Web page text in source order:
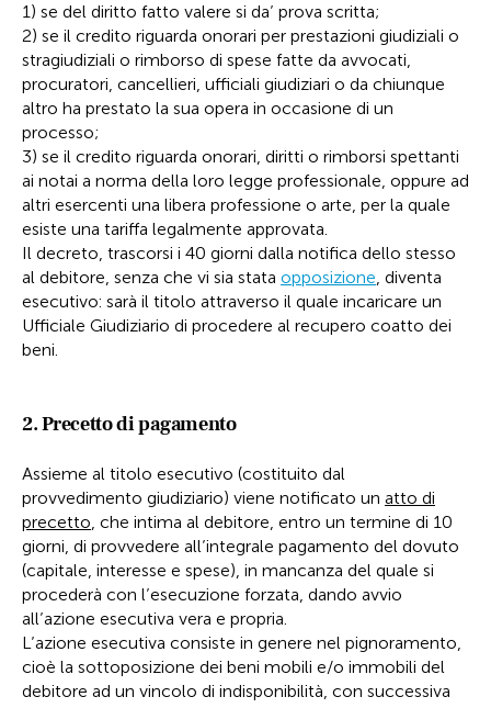
1) se del diritto fatto valere si da’ prova scritta;
2) se il credito riguarda onorari per prestazioni giudiziali o
stragiudiziali o rimborso di spese fatte da avvocati,
procuratori, cancellieri, ufficiali giudiziari o da chiunque
altro ha prestato la sua opera in occasione di un
processo;
3) se il credito riguarda onorari, diritti o rimborsi spettanti
ai notai a norma della loro legge professionale, oppure ad
altri esercenti una libera professione o arte, per la quale
esiste una tariffa legalmente approvata.
Il decreto, trascorsi i 40 giorni dalla notifica dello stesso
al debitore, senza che vi sia stata opposizione, diventa
esecutivo: sarà il titolo attraverso il quale incaricare un
Ufficiale Giudiziario di procedere al recupero coatto dei
beni.
2. Precetto di pagamento
Assieme al titolo esecutivo (costituito dal
provvedimento giudiziario) viene notificato un atto di
precetto, che intima al debitore, entro un termine di 10
giorni, di provvedere all’integrale pagamento del dovuto
(capitale, interesse e spese), in mancanza del quale si
procederà con l’esecuzione forzata, dando avvio
all’azione esecutiva vera e propria.
L’azione esecutiva consiste in genere nel pignoramento,
cioè la sottoposizione dei beni mobili e/o immobili del
debitore ad un vincolo di indisponibilità, con successiva